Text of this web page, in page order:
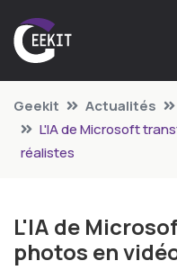
Geekit Actualités
L'IA de Microsoft
réalistes
L'IA de
photos en